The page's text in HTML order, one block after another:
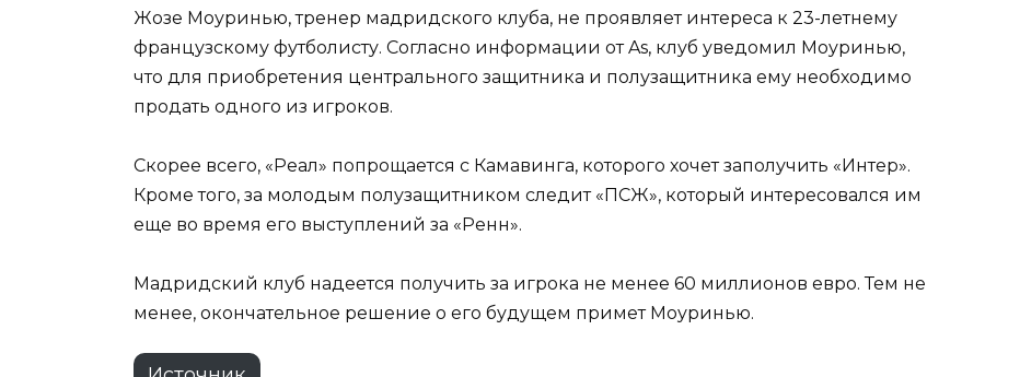
Жозе Моуринью, тренер мадридского клуба, не проявляет интереса к 23-летнему
французскому футболисту. Согласно информации от As, клуб уведомил Моуринью,
что для приобретения центрального защитника и полузащитника ему необходимо
продать одного из игроков.
Скорее всего, «Реал» попрощается с Камавинга, которого хочет заполучить «Интер».
Кроме того, за молодым полузащитником следит «ПСЖ», который интересовался им
еще во время его выступлений за «Ренн».
Мадридский клуб надеется получить за игрока не менее 60 миллионов евро. Тем не
менее, окончательное решение о его будущем примет Моуринью.